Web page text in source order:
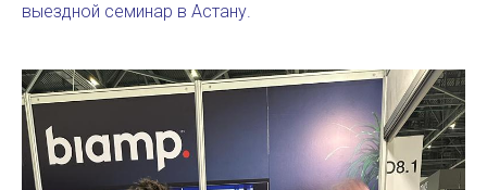
выездной семинар в Астану.